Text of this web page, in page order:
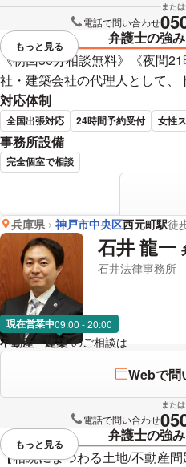
または
電話で問い合わせ
弁護士の強み
《初回30分相談無料》《夜間
社・建築会社の代理人として、
対応体制
全国出張対応 24時間予約受付 女性
事務所設備
完全個室で相談
視覚的に省略されている要素を
もっと見る
兵庫県 神戸市中央区西元町駅徒
石井 龍一
石井法律事務所
現在営業中09:00 - 20:00
不動産・建築 のご相談は
Webで問
または
電話で問い合わせ
弁護士の強み
【相続にまつわる土地/不動産
視覚的に省略されている要素を
もっと見る